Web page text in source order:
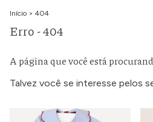
Início > 404
Erro - 404
A página que você está
Talvez você se interesse pelos